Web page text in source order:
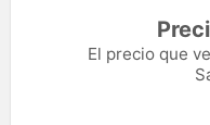
El precio que